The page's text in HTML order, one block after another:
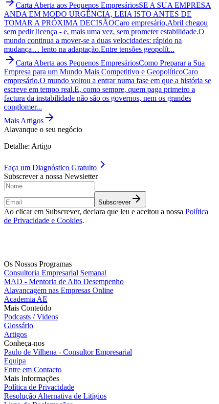
Carta Aberta aos Pequenos EmpresáriosSE A SUA EMPRESA
ANDA EM MODO URGÊNCIA, LEIA ISTO ANTES DE
TOMAR A PRÓXIMA DECISÃOCaro empresário,Abril chegou
sem pedir licença - e, mais uma vez, sem prometer estabilidade.O
mundo continua a mover-se a duas velocidades: rápido na
mudança… lento na adaptação.Entre tensões geopolít...
Carta Aberta aos Pequenos EmpresáriosComo Preparar a Sua
Empresa para um Mundo Mais Competitivo e GeopolíticoCaro
empresário,O mundo voltou a entrar numa fase em que a história se
escreve em tempo real.E, como sempre, quem paga primeiro a
factura da instabilidade não são os governos, nem os grandes
conglomer...
Mais Artigos
Alavanque o seu negócio
Detalhe: Artigo
Faça um Diagnóstico Gratuito
Subscrever a nossa Newsletter
Subscrever
Ao clicar em Subscrever, declara que leu e aceitou a nossa Política
de Privacidade e Cookies.
Os Nossos Programas
Consultoria Empresarial Semanal
MAD - Mentoria de Alto Desempenho
Alavancagem nas Empresas Online
Academia AE
Mais Conteúdo
Podcasts / Videos
Glossário
Artigos
Conheça-nos
Paulo de Vilhena - Consultor Empresarial
Equipa
Entre em Contacto
Mais Informações
Política de Privacidade
Resolução Alternativa de Litígios